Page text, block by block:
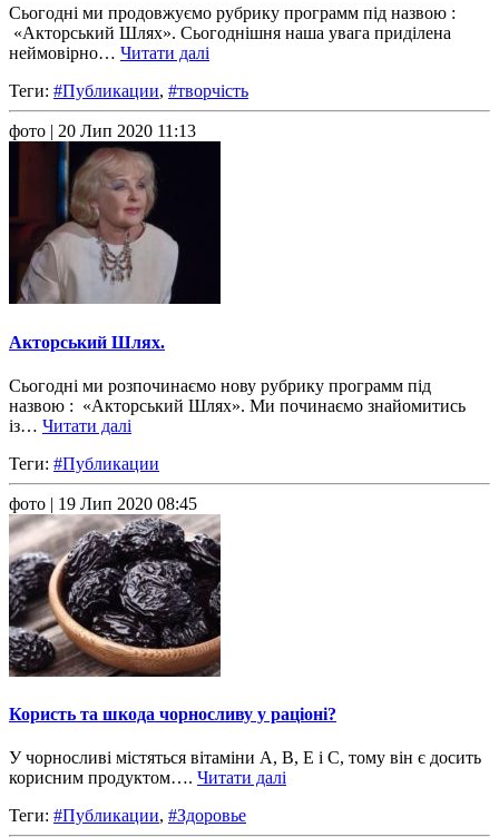
Сьогодні ми продовжуємо рубрику программ під назвою :
«Акторський Шлях». Сьогоднішня наша увага приділена
неймовірно… Читати далі
Теги: #Публикации, #творчість
фото | 20 Лип 2020 11:13
Акторський Шлях.
Сьогодні ми розпочинаємо нову рубрику программ під
назвою : «Акторський Шлях». Ми починаємо знайомитись
із… Читати далі
Теги: #Публикации
фото | 19 Лип 2020 08:45
Користь та шкода чорносливу у раціоні?
У чорносливі містяться вітаміни А, В, Е і С, тому він є досить
корисним продуктом…. Читати далі
Теги: #Публикации, #Здоровье